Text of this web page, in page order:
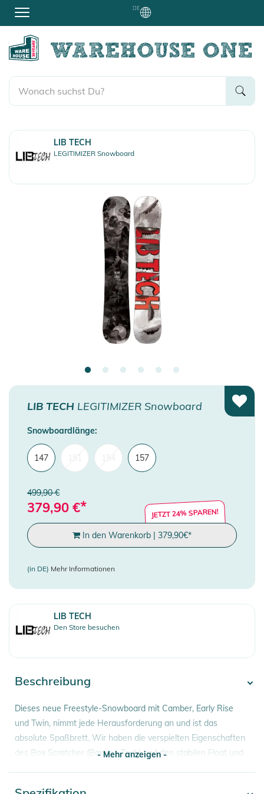
DE
LIB TECH
LEGITIMIZER Snowboard
LIB TECH LEGITIMIZER Snowboard
Snowboardlänge:
147 157
499,90 €
379,90 €* JETZT 24% SPAREN!
In den Warenkorb | 379,90€*
(in DE) Mehr Informationen
LIB TECH
Den Store besuchen
Beschreibung
Dieses neue Freestyle-Snowboard mit Camber, Early Rise
und Twin, nimmt jede Herausforderung an und ist das
absolute Spaßbrett. Wir haben die verspielten Eigenschaften
des Box Scratcher (Banana Tech) und den stabilen Float und
- Mehr anzeigen -